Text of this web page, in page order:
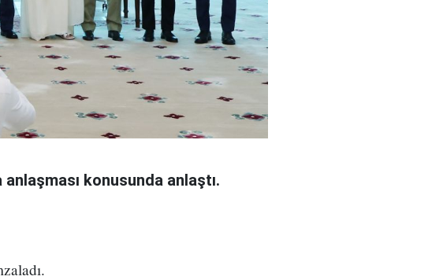
konusunda anlaştı.